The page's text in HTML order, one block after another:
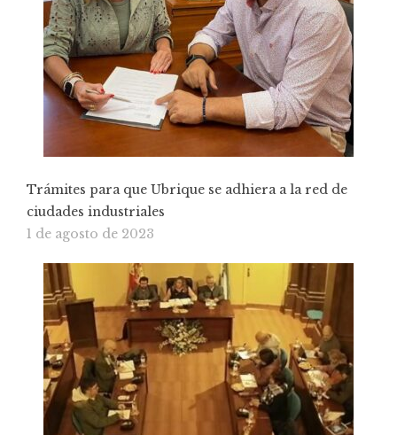
Trámites para que Ubrique se adhiera a la red de
ciudades industriales
1 de agosto de 2023